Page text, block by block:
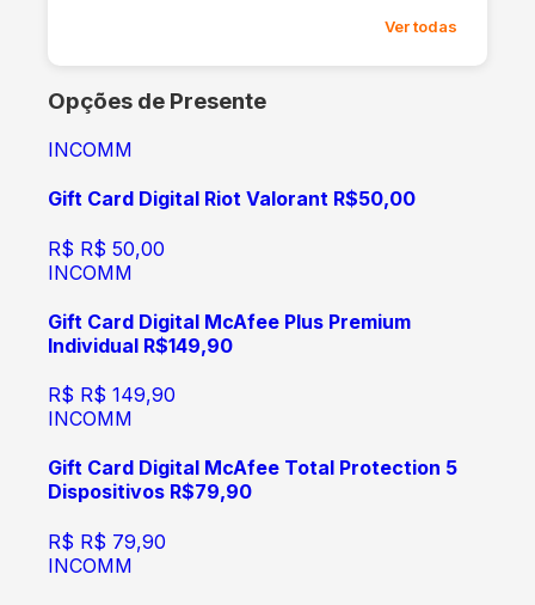
Ver todas
Opções de Presente
INCOMM
Gift Card Digital Riot Valorant R$50,00
R$ R$ 50,00
INCOMM
Gift Card Digital McAfee Plus Premium
Individual R$149,90
R$ R$ 149,90
INCOMM
Gift Card Digital McAfee Total Protection 5
Dispositivos R$79,90
R$ R$ 79,90
INCOMM